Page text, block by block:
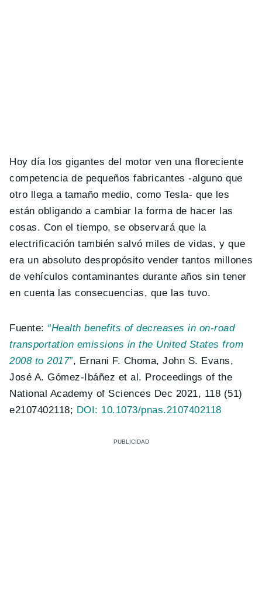
Hoy día los gigantes del motor ven una floreciente
competencia de pequeños fabricantes -alguno que
otro llega a tamaño medio, como Tesla- que les
están obligando a cambiar la forma de hacer las
cosas. Con el tiempo, se observará que la
electrificación también salvó miles de vidas, y que
era un absoluto despropósito vender tantos millones
de vehículos contaminantes durante años sin tener
en cuenta las consecuencias, que las tuvo.
Fuente: “Health benefits of decreases in on-road
transportation emissions in the United States from
2008 to 2017”, Ernani F. Choma, John S. Evans,
José A. Gómez-Ibáñez et al. Proceedings of the
National Academy of Sciences Dec 2021, 118 (51)
e2107402118; DOI: 10.1073/pnas.2107402118